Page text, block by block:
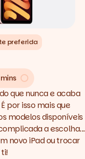
preferida
que nunca e acaba
por isso mais que
modelos disponíveis
a escolha...
novo iPad ou trocar